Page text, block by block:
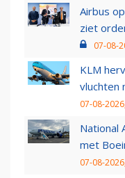
Airbus
ziet
07-08-
KLM
vluchten
07-08-
National
met
07-08-